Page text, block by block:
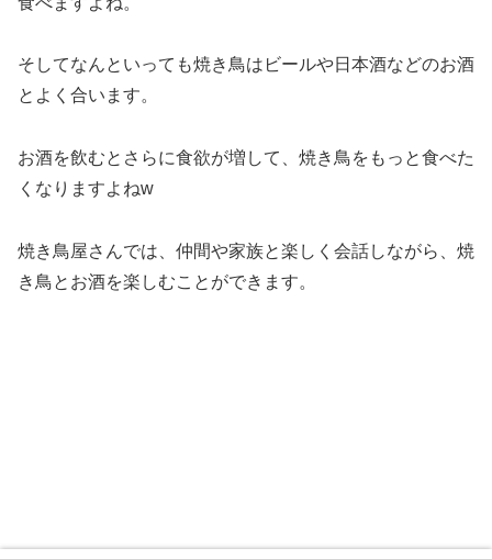
そしてなんといっても焼き鳥はビールや日本酒などのお酒
とよく合います。
お酒を飲むとさらに食欲が増して、焼き鳥をもっと食べた
くなりますよねw
焼き鳥屋さんでは、仲間や家族と楽しく会話しながら、焼
き鳥とお酒を楽しむことができます。